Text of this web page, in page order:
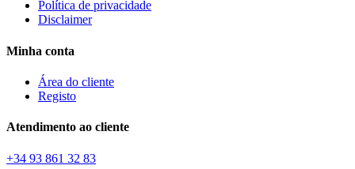
Política de privacidade
Disclaimer
Minha conta
Área do cliente
Registo
Atendimento ao cliente
+34 93 861 32 83